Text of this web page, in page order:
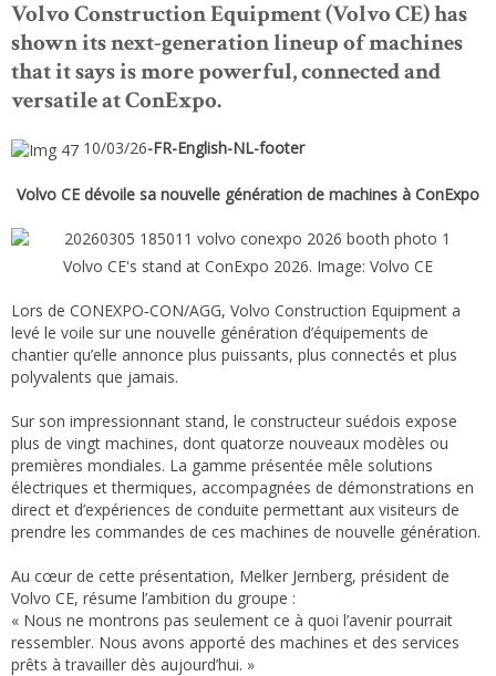
Volvo Construction Equipment (Volvo CE) has
shown its next-generation lineup of machines
that it says is more powerful, connected and
versatile at ConExpo.
10/03/26-FR-English-NL-footer
Volvo CE dévoile sa nouvelle génération de machines à ConExpo
Volvo CE's stand at ConExpo 2026. Image: Volvo CE
Lors de CONEXPO‑CON/AGG, Volvo Construction Equipment a
levé le voile sur une nouvelle génération d’équipements de
chantier qu’elle annonce plus puissants, plus connectés et plus
polyvalents que jamais.
Sur son impressionnant stand, le constructeur suédois expose
plus de vingt machines, dont quatorze nouveaux modèles ou
premières mondiales. La gamme présentée mêle solutions
électriques et thermiques, accompagnées de démonstrations en
direct et d’expériences de conduite permettant aux visiteurs de
prendre les commandes de ces machines de nouvelle génération.
Au cœur de cette présentation, Melker Jernberg, président de
Volvo CE, résume l’ambition du groupe :
« Nous ne montrons pas seulement ce à quoi l’avenir pourrait
ressembler. Nous avons apporté des machines et des services
prêts à travailler dès aujourd’hui. »